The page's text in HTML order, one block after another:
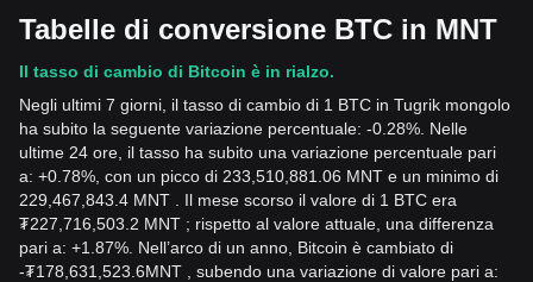
Tabelle di conversione BTC in MNT
Il tasso di cambio di Bitcoin è in rialzo.
Negli ultimi 7 giorni, il tasso di cambio di 1 BTC in Tugrik mongolo
ha subito la seguente variazione percentuale: -0.28%. Nelle
ultime 24 ore, il tasso ha subito una variazione percentuale pari
a: +0.78%, con un picco di 233,510,881.06 MNT e un minimo di
229,467,843.4 MNT . Il mese scorso il valore di 1 BTC era
₮227,716,503.2 MNT ; rispetto al valore attuale, una differenza
pari a: +1.87%. Nell’arco di un anno, Bitcoin è cambiato di
-₮178,631,523.6MNT , subendo una variazione di valore pari a: